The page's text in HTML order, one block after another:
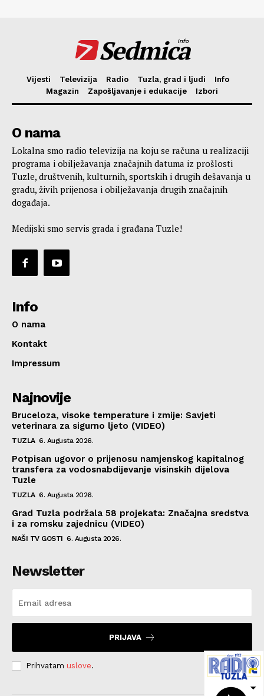
Sedmica
info
Vijesti Televizija Radio Tuzla, grad i ljudi
Info
Magazin
Zapošljavanje i edukacije Izbori
O nama
Lokalna smo radio televizija na koju se računa u realizaciji
programa i obilježavanja značajnih datuma iz prošlosti
Tuzle, društvenih, kulturnih, sportskih i drugih dešavanja u
gradu, živih prijenosa i obilježavanja drugih značajnih
događaja.
Medijski smo servis grada i građana Tuzle!
Info
O nama
Kontakt
Impressum
Najnovije
Bruceloza, visoke temperature i zmije: Savjeti
veterinara za sigurno ljeto (VIDEO)
TUZLA 6. Augusta 2026.
Potpisan ugovor o prijenosu namjenskog kapitalnog
transfera za vodosnabdijevanje visinskih dijelova
Tuzle
TUZLA 6. Augusta 2026.
Grad Tuzla podržala 58 projekata: Značajna sredstva
i za romsku zajednicu (VIDEO)
NAŠI TV GOSTI 6. Augusta 2026.
Newsletter
PRIJAVA
Prihvatam uslove.